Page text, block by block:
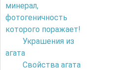
минерал,
фотогеничность
которого поражает!
Украшения из
агата
Свойства агата